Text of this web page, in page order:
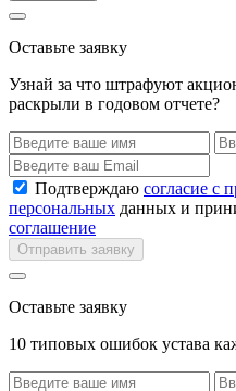
Оставьте заявку
Узнай за что штрафуют
раскрыли в годовом отчете?
Подтверждаю согласие с
персональных данных и
соглашение
Отправить заявку
Оставьте заявку
10 типовых ошибок устава